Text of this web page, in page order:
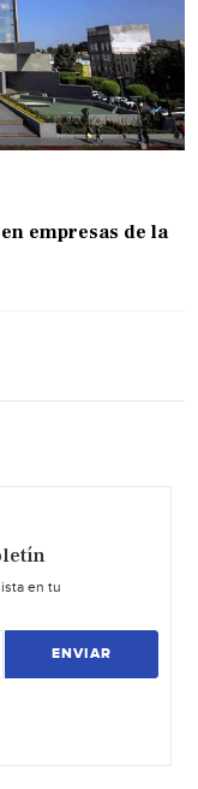
empresas de la
en tu
ENVIAR